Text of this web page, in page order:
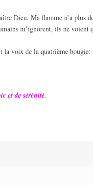
Dieu. Ma flamme n’a plus
m’ignorent, ils ne voient
voix de la quatrième bougie:
et de sérénité.